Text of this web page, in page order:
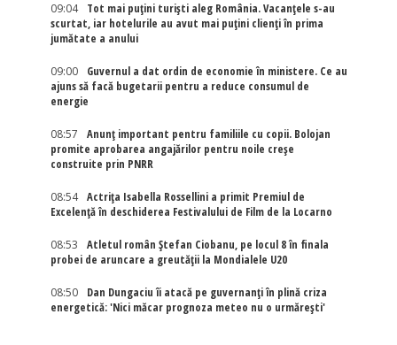
09:04
Tot mai puțini turiști aleg România. Vacanțele s-au
scurtat, iar hotelurile au avut mai puțini clienți în prima
jumătate a anului
09:00
Guvernul a dat ordin de economie în ministere. Ce au
ajuns să facă bugetarii pentru a reduce consumul de
energie
08:57
Anunț important pentru familiile cu copii. Bolojan
promite aprobarea angajărilor pentru noile creșe
construite prin PNRR
08:54
Actriţa Isabella Rossellini a primit Premiul de
Excelenţă în deschiderea Festivalului de Film de la Locarno
08:53
Atletul român Ștefan Ciobanu, pe locul 8 în finala
probei de aruncare a greutății la Mondialele U20
08:50
Dan Dungaciu îi atacă pe guvernanți în plină criza
energetică: 'Nici măcar prognoza meteo nu o urmărești'